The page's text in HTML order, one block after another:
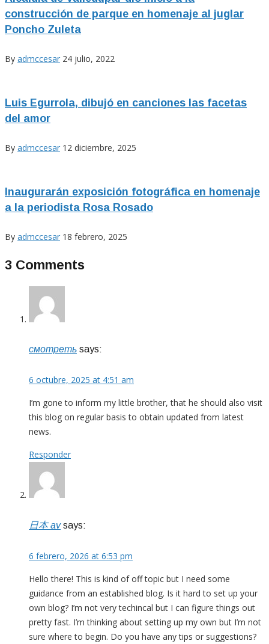
construcción de parque en homenaje al juglar
Poncho Zuleta
By admccesar 24 julio, 2022
Luis Egurrola, dibujó en canciones las facetas
del amor
By admccesar 12 diciembre, 2025
Inaugurarán exposición fotográfica en homenaje
a la periodista Rosa Rosado
By admccesar 18 febrero, 2025
3 Comments
смотреть says:
6 octubre, 2025 at 4:51 am
I’m gone to inform my little brother, that he should also visit
this blog on regular basis to obtain updated from latest
news.
Responder
日本 av says:
6 febrero, 2026 at 6:53 pm
Hello there! This is kind of off topic but I need some
guidance from an established blog. Is it hard to set up your
own blog? I’m not very techincal but I can figure things out
pretty fast. I’m thinking about setting up my own but I’m not
sure where to begin. Do you have any tips or suggestions?